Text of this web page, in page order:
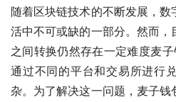
随着区块链技术的不断发展，
活中不可或缺的一部分。然而
之间转换仍然存在一定难度麦
通过不同的平台和交易所进行
杂。为了解决这一问题，麦子